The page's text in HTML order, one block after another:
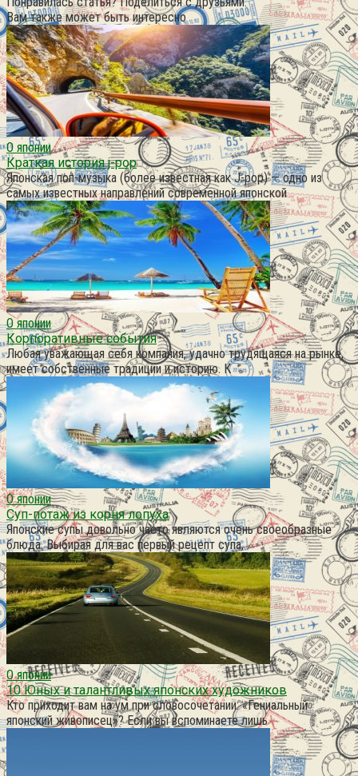
Вам также может быть интересно
О японии
Краткая история j-pop
Японская поп-музыка (более известная как J-pop) — одно из
самых известных направлений современной японской
О японии
Корпоративные события
Любая уважающая себя компания, удачно трудящаяся на рынке,
имеет собственные традиции и историю. К
О японии
Суп-потаж из корня лопуха
Японские супы довольно часто являются очень своеобразные
блюда. Выбирая для вас первый рецепт супа,
О японии
10 Юных и талантливых японских художников
Кто приходит вам на ум при словосочетании: «Гениальный
японский живописец»? Если вы вспоминаете лишь